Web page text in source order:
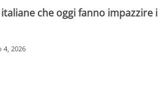
che oggi fanno impazzire i
4, 2026